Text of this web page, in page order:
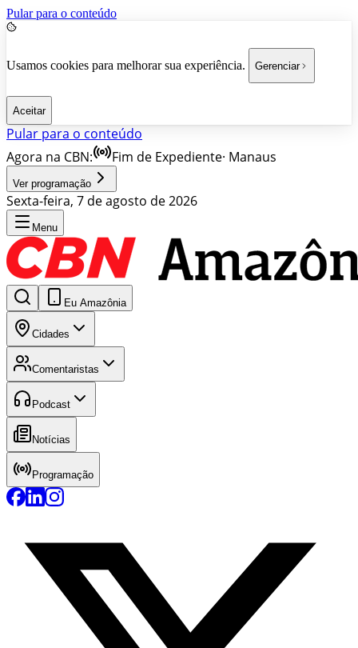
Pular para o conteúdo
Usamos cookies para melhorar sua experiência. Gerenciar
Aceitar
Pular para o conteúdo
Agora na CBN:
Fim de Expediente· Manaus
Ver programação
Sexta-feira, 7 de agosto de 2026
Menu
Eu Amazônia
Cidades
Comentaristas
Podcast
Notícias
Programação